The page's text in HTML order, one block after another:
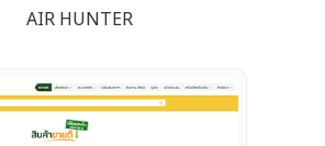
AIR HUNTER